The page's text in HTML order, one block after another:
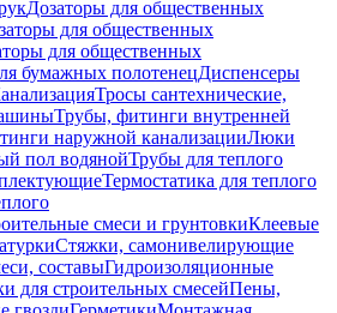
Дозаторы для общественных
для общественных
для общественных
бумажных полотенецДиспенсеры
Тросы сантехнические,
Трубы, фитинги внутренней
наружной канализацииЛюки
пол водянойТрубы для теплого
Термостатика для теплого
смеси и грунтовкиКлеевые
Стяжки, самонивелирующие
составыГидроизоляционные
для строительных смесейПены,